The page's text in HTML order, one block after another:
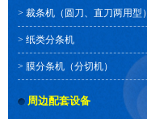
> 裁条机（圆刀、直刀两用型）
> 纸类分条机
> 膜分条机（分切机）
周边配套设备